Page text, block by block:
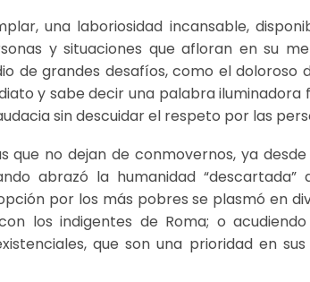
una laboriosidad incansable,
y situaciones que afloran en su
de grandes desafíos, como el doloroso
y sabe decir una palabra iluminadora
sin descuidar el respeto por las
que no dejan de conmovernos, ya
abrazó la humanidad “descartada”
por los más pobres se plasmó en
los indigentes de Roma; o
que son una prioridad en sus